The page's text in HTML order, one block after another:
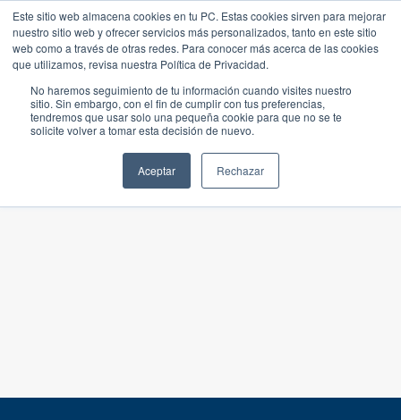
Este sitio web almacena cookies en tu PC. Estas cookies sirven para mejorar
nuestro sitio web y ofrecer servicios más personalizados, tanto en este sitio
web como a través de otras redes. Para conocer más acerca de las cookies
que utilizamos, revisa nuestra Política de Privacidad.
No haremos seguimiento de tu información cuando visites nuestro
sitio. Sin embargo, con el fin de cumplir con tus preferencias,
tendremos que usar solo una pequeña cookie para que no se te
solicite volver a tomar esta decisión de nuevo.
Aceptar Rechazar